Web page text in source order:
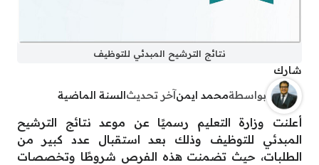
نتائج الترشيح المبدئي للتوظيف
شارك
بواسطةمحمد ايمنآخر تحديثالسنة الماضية
أعلنت وزارة التعليم رسميًا عن موعد نتائج الترشيح
المبدئي للتوظيف وذلك بعد استقبال عدد كبير من
الطلبات، حيث تضمنت هذه الفرص شروطًا وتخصصات